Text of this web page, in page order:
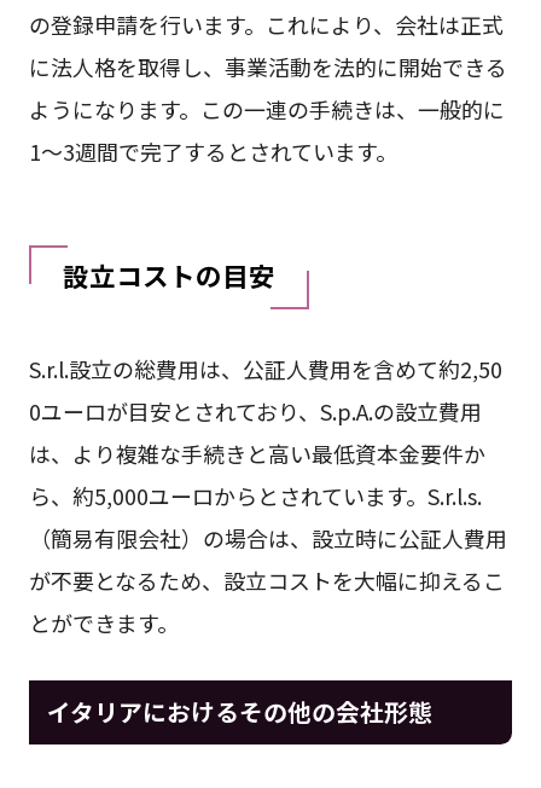
の登録申請を行います。これにより、会社は正式
に法人格を取得し、事業活動を法的に開始できる
ようになります。この一連の手続きは、一般的に
1〜3週間で完了するとされています。
設立コストの目安
S.r.l.設立の総費用は、公証人費用を含めて約2,50
0ユーロが目安とされており、S.p.A.の設立費用
は、より複雑な手続きと高い最低資本金要件か
ら、約5,000ユーロからとされています。S.r.l.s.
（簡易有限会社）の場合は、設立時に公証人費用
が不要となるため、設立コストを大幅に抑えるこ
とができます。
イタリアにおけるその他の会社形態